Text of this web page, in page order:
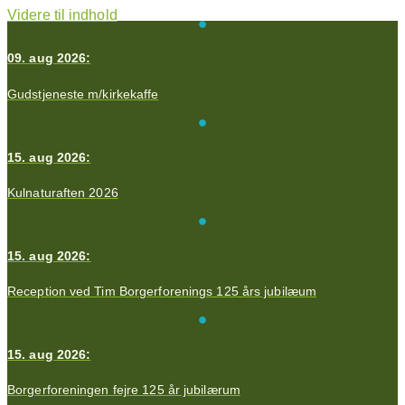
Videre til indhold
09. aug 2026:
Gudstjeneste m/kirkekaffe
15. aug 2026:
Kulnaturaften 2026
15. aug 2026:
Reception ved Tim Borgerforenings 125 års jubilæum
15. aug 2026:
Borgerforeningen fejre 125 år jubilærum